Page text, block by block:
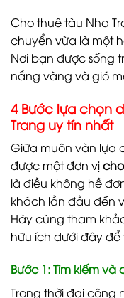
Cho thuê tàu Nha
chuyển vừa là một
Nơi bạn được sống
nắng vàng và gió
4 Bước lựa chọn
Trang uy tín nhất
Giữa muôn vàn lựa
được một đơn vị
là điều không hề
khách lần đầu đến
Hãy cùng tham
hữu ích dưới đây
Bước 1: Tìm kiếm
Trong thời đại công